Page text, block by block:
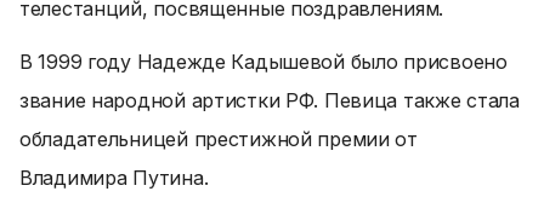
телестанций, посвященные поздравлениям.
В 1999 году Надежде Кадышевой было присвоено
звание народной артистки РФ. Певица также стала
обладательницей престижной премии от
Владимира Путина.